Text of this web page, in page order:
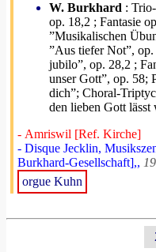
W. Burkhard :
op. 18,2 ; Fantasie
”Musikalischen
”Aus tiefer Not”,
jubilo”, op. 28,2 ;
unser Gott”, op. 58;
dich”; Choral-
den lieben Gott
- Amriswil [Ref. Kirche]
- Disque Jecklin,
Burkhard-Gesellschaft],,
orgue Kuhn